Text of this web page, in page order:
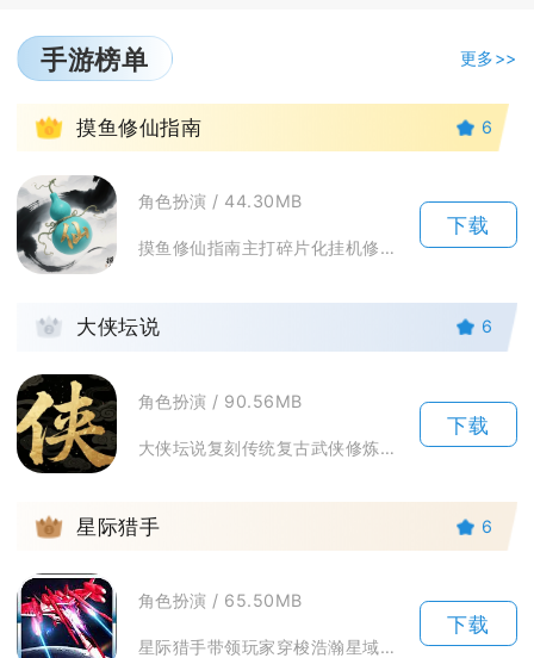
手游榜单 更多>>
1 摸鱼修仙指南 6
角色扮演 / 44.30MB
摸鱼修仙指南主打碎片化挂机修仙玩法，适配日常零碎时间游玩。游戏围绕境界突破搭建完整养成体系...
下载
2 大侠坛说 6
角色扮演 / 90.56MB
大侠坛说复刻传统复古武侠修炼逻辑，主打慢节奏自由江湖体验，不用绑定固定主线推进节奏，玩家可...
下载
3 星际猎手 6
角色扮演 / 65.50MB
星际猎手带领玩家穿梭浩瀚星域，化身星际赏金猎人探索宇宙遗迹，迎战各类外星生物与星域BOSS...
下载